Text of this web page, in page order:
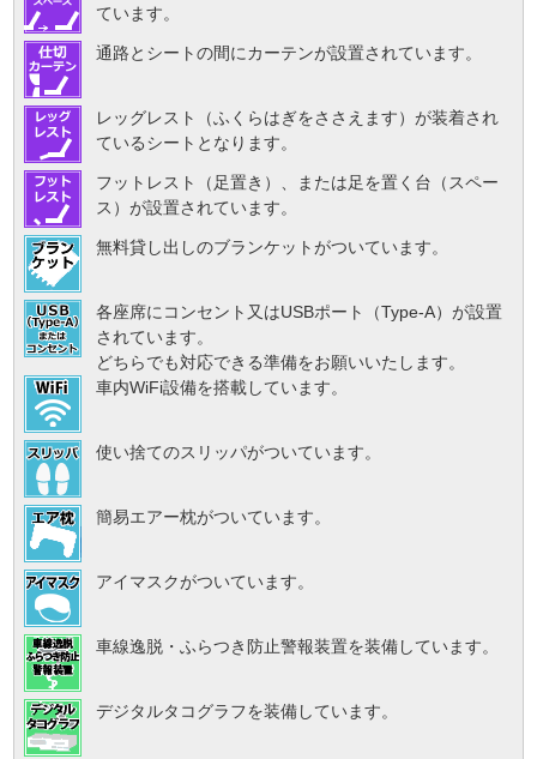
ています。
通路とシートの間にカーテンが設置されています。
レッグレスト（ふくらはぎをささえます）が装着され
ているシートとなります。
フットレスト（足置き）、または足を置く台（スペー
ス）が設置されています。
無料貸し出しのブランケットがついています。
各座席にコンセント又はUSBポート（Type-A）が設置
されています。
どちらでも対応できる準備をお願いいたします。
車内WiFi設備を搭載しています。
使い捨てのスリッパがついています。
簡易エアー枕がついています。
アイマスクがついています。
車線逸脱・ふらつき防止警報装置を装備しています。
デジタルタコグラフを装備しています。